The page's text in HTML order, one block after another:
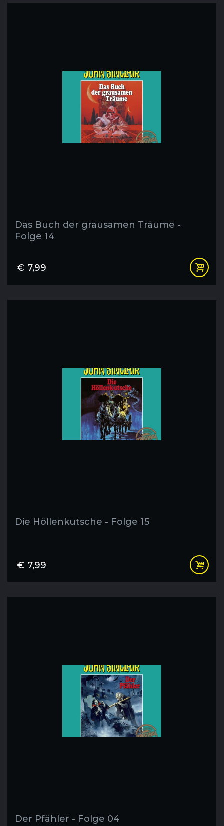
Das Buch der grausamen Träume -
Folge 14
€ 7,99
Die Höllenkutsche - Folge 15
€ 7,99
Der Pfähler - Folge 04